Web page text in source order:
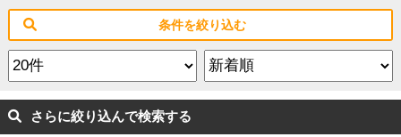
条件を絞り込む
さらに絞り込んで検索する